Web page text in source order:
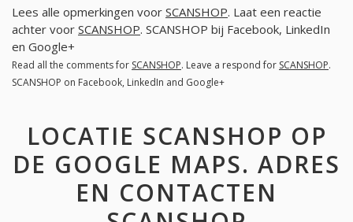
Lees alle opmerkingen voor SCANSHOP. Laat een reactie
achter voor SCANSHOP. SCANSHOP bij Facebook, LinkedIn
en Google+
Read all the comments for SCANSHOP. Leave a respond for SCANSHOP.
SCANSHOP on Facebook, LinkedIn and Google+
LOCATIE SCANSHOP OP
DE GOOGLE MAPS. ADRES
EN CONTACTEN